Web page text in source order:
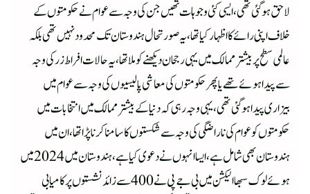
لاحق ہو گئی تھی،ایسی کئی وجوہات تھیں جن کی وجہ سے عوام نے حکومتوں کے
خلاف اپنی رائے کا اظہار کیا تھا،یہ صورتحال ہندوستان تک محدود نہیں تھی بلکہ
عالمی سطح پر بیشتر ممالک میں یہی رجحان دیکھنے کو ملا تھا،یہ حالات افراط زر کی وجہ
سے پیدا ہوئے تھے یا پھر حکومتوں کی معاشی پالیسیوں کی وجہ سے عوام میں
بیزاری پیدا ہو گئی تھی،یہی وجہ رہی کہ دنیا کے بیشتر ممالک میں انتخابات میں
حکومتوں کو عوام کی ناراضگی کی وجہ سے شکستوں کا سامنا کرنا پڑا تھا،ان میں
ہندوستان بھی شامل ہے،ایساانہوں نے دعوی کیا ہے، ہندوستان میں 2024 میں
ہوئے لوک سبھا الیکشن میں بی جے پی نے 400 سے زائد نشستوں پر کامیابی